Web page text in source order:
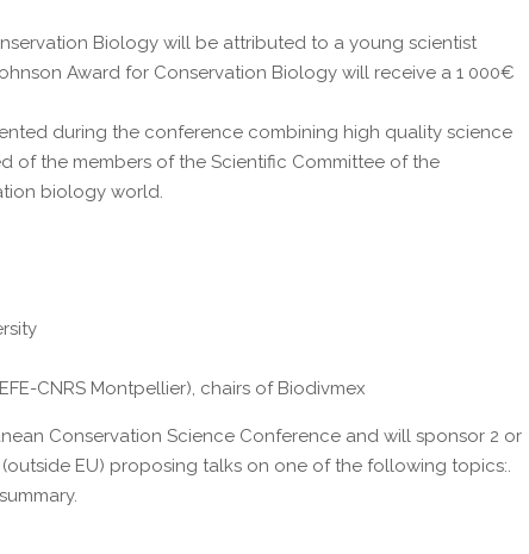
Biology will be attributed to a young scientist
Award for Conservation Biology will receive a 1 000€
during the conference combining high quality science
of the members of the Scientific Committee of the
biology world.
CNRS Montpellier), chairs of Biodivmex
Conservation Science Conference and will sponsor 2 or
EU) proposing talks on one of the following topics:.